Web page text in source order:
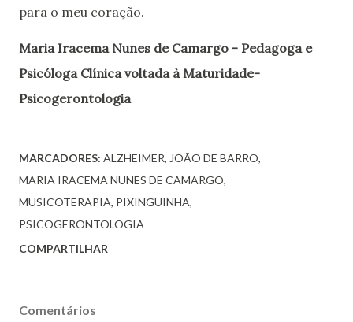
para o meu coração.
Maria Iracema Nunes de Camargo - Pedagoga e
Psicóloga Clínica voltada à Maturidade-
Psicogerontologia
MARCADORES: ALZHEIMER JOÃO DE BARRO
MARIA IRACEMA NUNES DE CAMARGO
MUSICOTERAPIA PIXINGUINHA
PSICOGERONTOLOGIA
COMPARTILHAR
Comentários